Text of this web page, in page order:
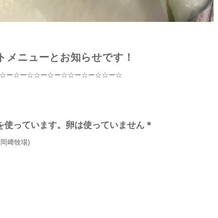
メニューとお知らせです！
ー☆ー☆☆ー☆ー☆☆ー☆ー☆☆ー☆
っています。卵は使っていません＊
岡﨑牧場)